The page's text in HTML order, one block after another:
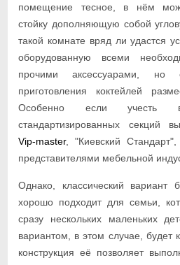
помещение тесное, в нём
стойку дополняющую собой
такой комнате вряд ли удастся
оборудованную всеми
прочими аксессуарами, но
приготовления коктейлей
Особенно если учесть
стандартизированных секций
Vip-master, "Киевский
представителями мебельной
Однако, классический вариант
хорошо подходит для семьи,
сразу нескольких маленьких
вариантом, в этом случае, будет
конструкция её позволяет